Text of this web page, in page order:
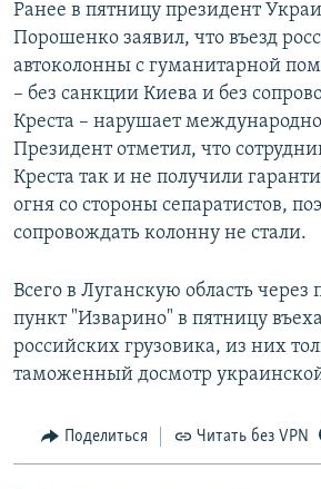
Ранее в пятницу президент
Порошенко заявил, что въезд
автоколонны с гуманитарной
– без санкции Киева и без
Креста – нарушает
Президент отметил, что
Креста так и не получили
огня со стороны сепаратистов,
сопровождать колонну не стали.
Всего в Луганскую область
пункт "Изварино" в пятницу
российских грузовика, из них
таможенный досмотр
Поделиться Читать без VPN